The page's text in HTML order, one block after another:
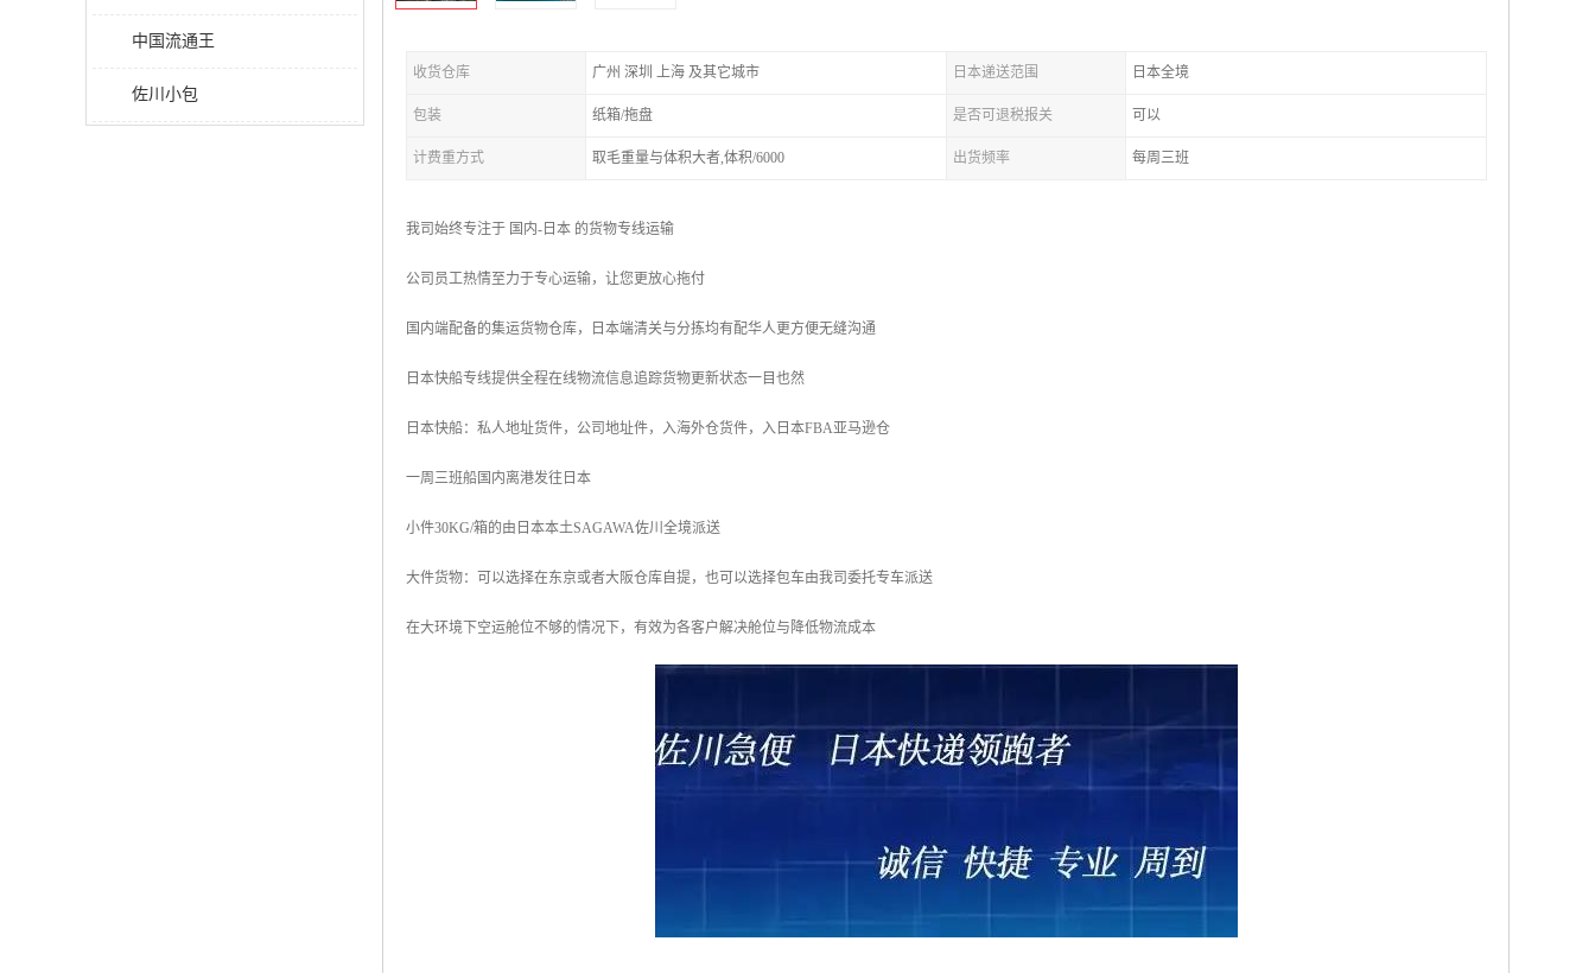
中国流通王
佐川小包
收货仓库 广州 深圳 上海 及其它城市 日本递送范围 日本全境
包装 纸箱/拖盘 是否可退税报关 可以
计费重方式 取毛重量与体积大者,体积/6000 出货频率 每周三班
我司始终专注于 国内-日本 的货物专线运输
公司员工热情至力于专心运输，让您更放心拖付
国内端配备的集运货物仓库，日本端清关与分拣均有配华人更方便无缝沟通
日本快船专线提供全程在线物流信息追踪货物更新状态一目也然
日本快船：私人地址货件，公司地址件，入海外仓货件，入日本FBA亚马逊仓
一周三班船国内离港发往日本
小件30KG/箱的由日本本土SAGAWA佐川全境派送
大件货物：可以选择在东京或者大阪仓库自提，也可以选择包车由我司委托专车派送
在大环境下空运舱位不够的情况下，有效为各客户解决舱位与降低物流成本